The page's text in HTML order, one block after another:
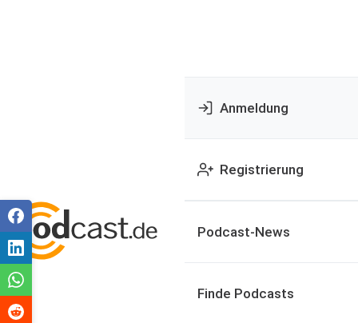
Anmeldung
Registrierung
Podcast-News
Finde Podcasts